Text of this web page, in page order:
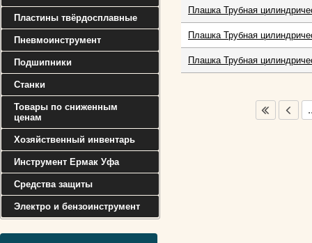
Пластины твёрдосплавные
Пневмоинструмент
Подшипники
Станки
Товары по сниженным
ценам
Хозяйственный инвентарь
Инструмент Ермак Уфа
Средства защиты
Электро и бензоинструмент
Плашка Трубная
Плашка Трубная
Плашка Трубная